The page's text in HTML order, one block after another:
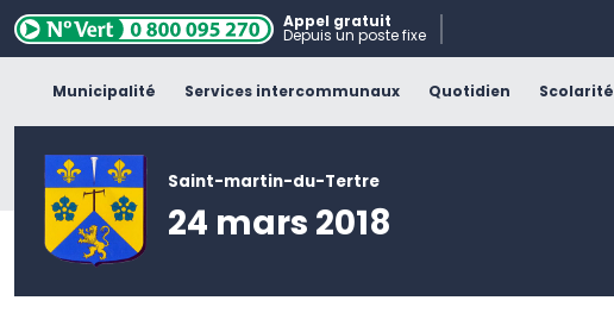
Appel gratuit
Depuis un poste fixe
Municipalité Services intercommunaux Quotidien Scolarité
Saint-martin-du-Tertre
24 mars 2018